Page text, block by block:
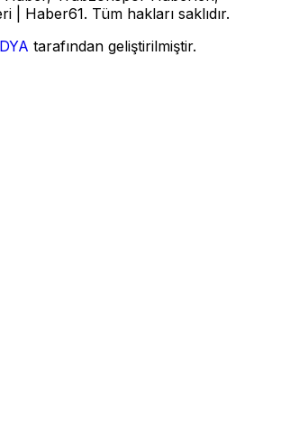
| Haber61. Tüm hakları saklıdır.
tarafından geliştirilmiştir.